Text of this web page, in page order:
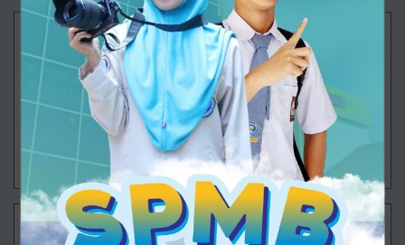
Langkah Besar Dimulai
Ajibarang – Semangat baru mengawali aktivitas
pembelajaran di SMK Muhammadiyah 1 Ajibarang
pada Senin (20/7/2026). Untuk pertama kalinya
setelah rangkaian Masa Pengenalan Lingkung
29/07/2026 13:38 - Oleh Administrator - Dilihat 85 kali
Langkah Pertama ARVISTAR Menuju Masa Depan